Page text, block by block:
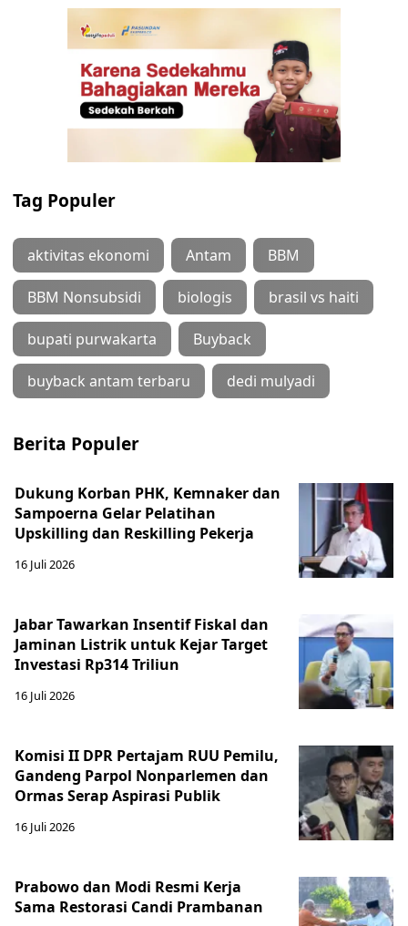
Tag Populer
aktivitas ekonomi Antam BBM
BBM Nonsubsidi biologis brasil vs haiti
bupati purwakarta Buyback
buyback antam terbaru dedi mulyadi
Berita Populer
Dukung Korban PHK, Kemnaker dan
Sampoerna Gelar Pelatihan
Upskilling dan Reskilling Pekerja
16 Juli 2026
Jabar Tawarkan Insentif Fiskal dan
Jaminan Listrik untuk Kejar Target
Investasi Rp314 Triliun
16 Juli 2026
Komisi II DPR Pertajam RUU Pemilu,
Gandeng Parpol Nonparlemen dan
Ormas Serap Aspirasi Publik
16 Juli 2026
Prabowo dan Modi Resmi Kerja
Sama Restorasi Candi Prambanan